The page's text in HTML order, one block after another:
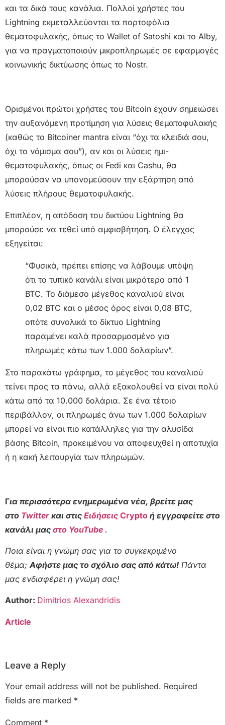
και τα δικά τους κανάλια. Πολλοί χρήστες του
Lightning εκμεταλλεύονται τα πορτοφόλια
θεματοφυλακής, όπως το Wallet of Satoshi και το Alby,
για να πραγματοποιούν μικροπληρωμές σε εφαρμογές
κοινωνικής δικτύωσης όπως το Nostr.
Ορισμένοι πρώτοι χρήστες του Bitcoin έχουν σημειώσει
την αυξανόμενη προτίμηση για λύσεις θεματοφυλακής
(καθώς το Bitcoiner mantra είναι “όχι τα κλειδιά σου,
όχι το νόμισμα σου”), αν και οι λύσεις ημι-
θεματοφυλακής, όπως οι Fedi και Cashu, θα
μπορούσαν να υπονομεύσουν την εξάρτηση από
λύσεις πλήρους θεματοφυλακής.
Επιπλέον, η απόδοση του δικτύου Lightning θα
μπορούσε να τεθεί υπό αμφισβήτηση. Ο έλεγχος
εξηγείται:
“Φυσικά, πρέπει επίσης να λάβουμε υπόψη
ότι το τυπικό κανάλι είναι μικρότερο από 1
BTC. Το διάμεσο μέγεθος καναλιού είναι
0,02 BTC και ο μέσος όρος είναι 0,08 BTC,
οπότε συνολικά το δίκτυο Lightning
παραμένει καλά προσαρμοσμένο για
πληρωμές κάτω των 1.000 δολαρίων”.
Στο παρακάτω γράφημα, το μέγεθος του καναλιού
τείνει προς τα πάνω, αλλά εξακολουθεί να είναι πολύ
κάτω από τα 10.000 δολάρια. Σε ένα τέτοιο
περιβάλλον, οι πληρωμές άνω των 1.000 δολαρίων
μπορεί να είναι πιο κατάλληλες για την αλυσίδα
βάσης Bitcoin, προκειμένου να αποφευχθεί η αποτυχία
ή η κακή λειτουργία των πληρωμών.
Για περισσότερα ενημερωμένα νέα, βρείτε μας
στο Twitter και στις Ειδήσεις Crypto ή εγγραφείτε στο
κανάλι μας στο YouTube .
Ποια είναι η γνώμη σας για το συγκεκριμένο
θέμα; Αφήστε μας το σχόλιο σας από κάτω! Πάντα
μας ενδιαφέρει η γνώμη σας!
Author: Dimitrios Alexandridis
Article
Leave a Reply
Your email address will not be published. Required
fields are marked *
Comment *